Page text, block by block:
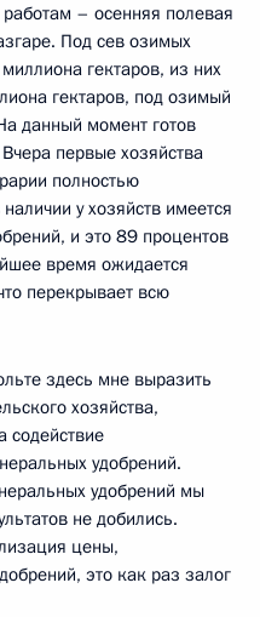
– осенняя полевая
Под сев озимых
гектаров, из них
гектаров, под озимый
данный момент готов
первые хозяйства
полностью
у хозяйств имеется
и это 89 процентов
время ожидается
перекрывает всю
здесь мне выразить
хозяйства,
содействие
удобрений.
удобрений мы
не добились.
цены,
это как раз залог